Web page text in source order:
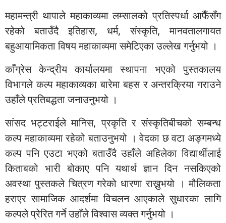
महामन्त्री थापाले महाकाव्यमा लम्सालको प्रतिस्पर्धा आफैँसँग
रहेको बताउँदै इतिहास, धर्म, संस्कृति, मानवतालगायत
बहुआयामिकता विषय महाकाव्यमा समेटिएका उल्लेख गर्नुभयो ।
काँग्रेस केन्द्रीय कार्यालयमा स्थापना भएको पुस्तकालय
विभागले कल्प महाकाव्यका बारेमा बहस र अन्तरक्रिया गराउने
उहाँले प्रतिबद्धता जनाउनुभयो ।
सांसद भट्टराईले मानिस, प्रकृति र संस्कृतिबीचको सम्बन्ध
कल्प महाकाव्यमा रहेको बताउनुभयो । वेदका छ वटा अङ्गमध्ये
कल्प पनि एउटा भएको बताउँदै उहाँले अहिलेका विद्यार्थीलाई
किताबको भारी बोकाए पनि यथार्थ ज्ञान दिन नसकिएको
अवस्था पुस्तकले चित्रण गरेको धारणा राख्नुभयो । मौलिकता
हराएर सामाजिक आदर्शमा विचलन आएकाले सुधारका लागि
कल्पले प्रेरित गर्ने उहाँले विश्वास व्यक्त गर्नुभयो ।